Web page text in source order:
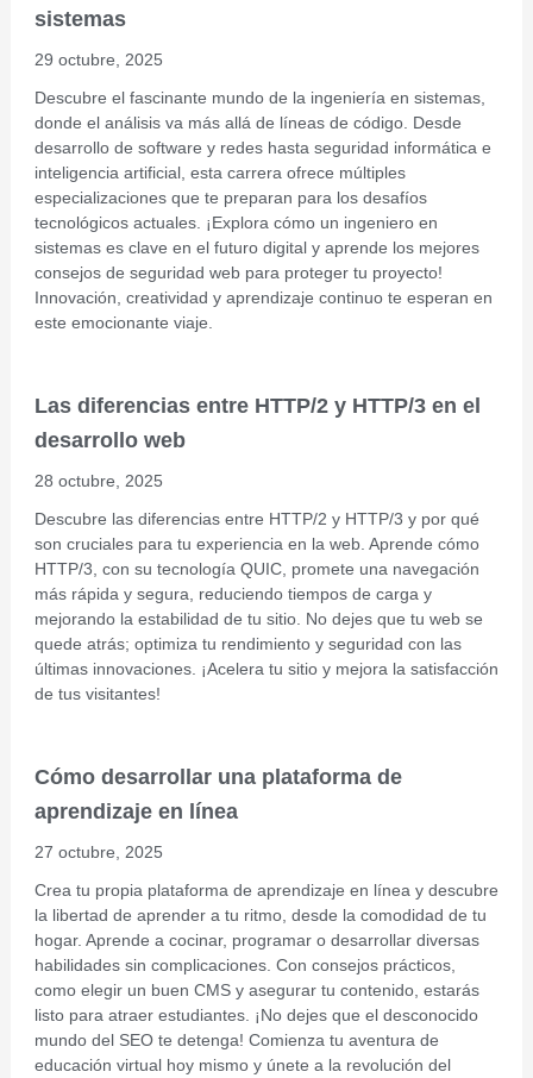
sistemas
29 octubre, 2025
Descubre el fascinante mundo de la ingeniería en sistemas,
donde el análisis va más allá de líneas de código. Desde
desarrollo de software y redes hasta seguridad informática e
inteligencia artificial, esta carrera ofrece múltiples
especializaciones que te preparan para los desafíos
tecnológicos actuales. ¡Explora cómo un ingeniero en
sistemas es clave en el futuro digital y aprende los mejores
consejos de seguridad web para proteger tu proyecto!
Innovación, creatividad y aprendizaje continuo te esperan en
este emocionante viaje.
Las diferencias entre HTTP/2 y HTTP/3 en el
desarrollo web
28 octubre, 2025
Descubre las diferencias entre HTTP/2 y HTTP/3 y por qué
son cruciales para tu experiencia en la web. Aprende cómo
HTTP/3, con su tecnología QUIC, promete una navegación
más rápida y segura, reduciendo tiempos de carga y
mejorando la estabilidad de tu sitio. No dejes que tu web se
quede atrás; optimiza tu rendimiento y seguridad con las
últimas innovaciones. ¡Acelera tu sitio y mejora la satisfacción
de tus visitantes!
Cómo desarrollar una plataforma de
aprendizaje en línea
27 octubre, 2025
Crea tu propia plataforma de aprendizaje en línea y descubre
la libertad de aprender a tu ritmo, desde la comodidad de tu
hogar. Aprende a cocinar, programar o desarrollar diversas
habilidades sin complicaciones. Con consejos prácticos,
como elegir un buen CMS y asegurar tu contenido, estarás
listo para atraer estudiantes. ¡No dejes que el desconocido
mundo del SEO te detenga! Comienza tu aventura de
educación virtual hoy mismo y únete a la revolución del